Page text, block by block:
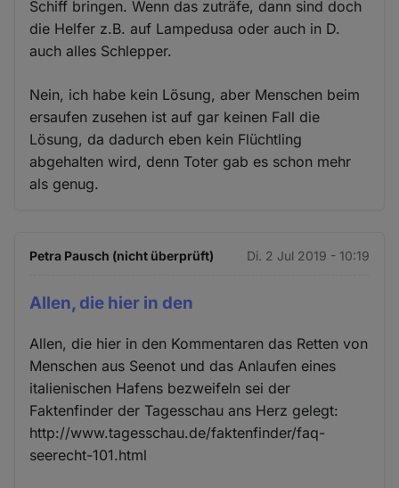
Schiff bringen. Wenn das zuträfe, dann sind doch
die Helfer z.B. auf Lampedusa oder auch in D.
auch alles Schlepper.
Nein, ich habe kein Lösung, aber Menschen beim
ersaufen zusehen ist auf gar keinen Fall die
Lösung, da dadurch eben kein Flüchtling
abgehalten wird, denn Toter gab es schon mehr
als genug.
Petra Pausch (nicht überprüft) Di. 2 Jul 2019 - 10:19
Allen, die hier in den
Allen, die hier in den Kommentaren das Retten von
Menschen aus Seenot und das Anlaufen eines
italienischen Hafens bezweifeln sei der
Faktenfinder der Tagesschau ans Herz gelegt:
http://www.tagesschau.de/faktenfinder/faq-
seerecht-101.html